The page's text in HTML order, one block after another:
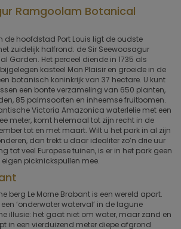
Ramgoolam Botanical
de hoofdstad Port Louis ligt de oudste
zuidelijk halfrond: de Sir Seewoosagur
Garden. Het perceel diende in 1735 als
kasteel Mon Plaisir en groeide in de
botanisch koninkrijk van 37 hectare. U kunt
een bonte verzameling van 650 planten,
85 palmsoorten en inheemse fruitbomen.
Victoria Amazonica waterlelie met een
meter, komt helemaal tot zijn recht in de
tot en met maart. Wilt u het park in al zijn
dan trekt u daar idealiter zo’n drie uur
tot veel Europese tuinen, is er in het park geen
picknickspullen mee.
berg Le Morne Brabant is een wereld apart.
‘onderwater­ waterval’ in de lagune
illusie: het gaat niet om water, maar zand en
in een vier­duizend meter diepe afgrond